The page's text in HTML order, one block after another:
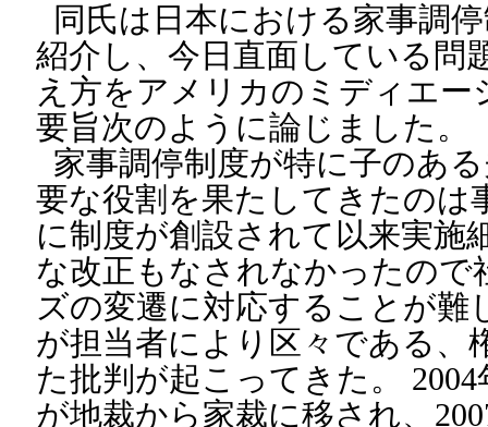
同氏は日本における家事調
紹介し、今日直面している問
え方をアメリカのミディエ
要旨次のように論じました。
家事調停制度が特に子のあ
要な役割を果たしてきたのは
に制度が創設されて以来実施
な改正もなされなかったので
ズの変遷に対応することが難
が担当者により区々である、
た批判が起こってきた。
が地裁から家裁に移され、